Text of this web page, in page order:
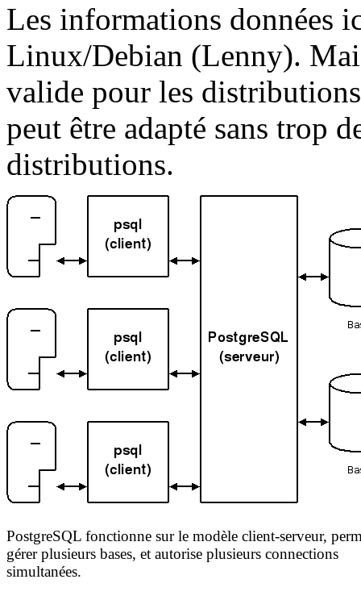
Les informations données
Linux/Debian (Lenny).
valide pour les
peut être adapté sans trop
distributions.
PostgreSQL fonctionne sur le modèle client-serveur,
gérer plusieurs bases, et autorise plusieurs connections
simultanées.